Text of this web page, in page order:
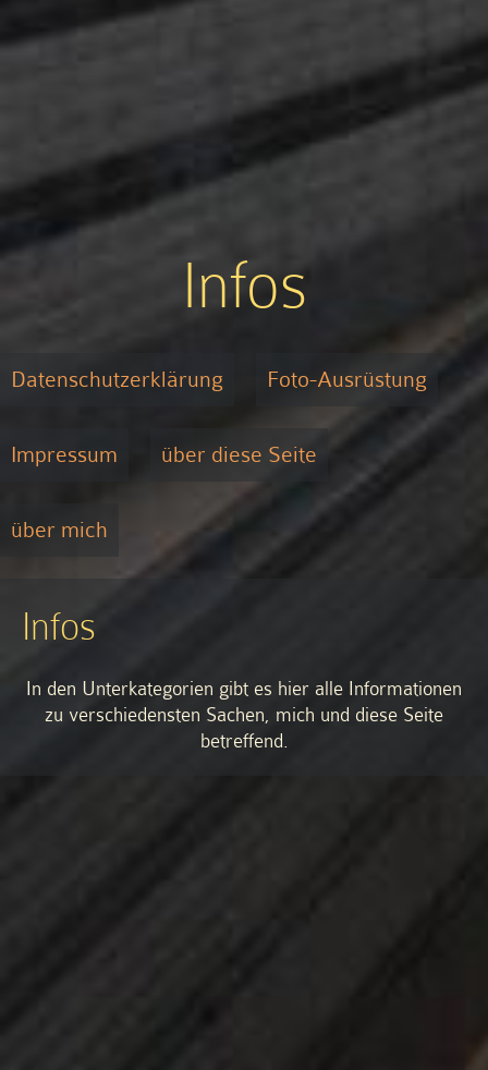
Infos
Datenschutzerklärung Foto-Ausrüstung
Impressum über diese Seite
über mich
Infos
In den Unterkategorien gibt es hier alle Informationen
zu verschiedensten Sachen, mich und diese Seite
betreffend.